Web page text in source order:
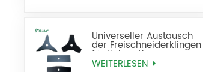
Universeller Austausch
der Freischneiderklingen
für Unkrautfresser
WEITERLESEN